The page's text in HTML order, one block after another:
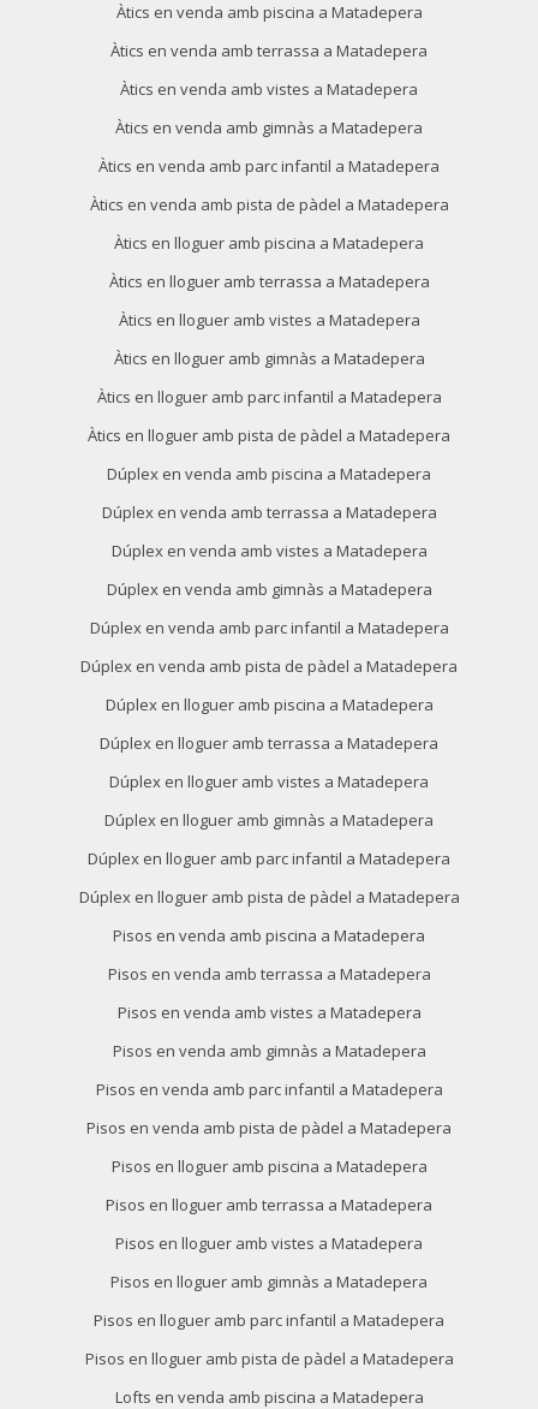
Àtics en venda amb piscina a Matadepera
Àtics en venda amb terrassa a Matadepera
Àtics en venda amb vistes a Matadepera
Àtics en venda amb gimnàs a Matadepera
Àtics en venda amb parc infantil a Matadepera
Àtics en venda amb pista de pàdel a Matadepera
Àtics en lloguer amb piscina a Matadepera
Àtics en lloguer amb terrassa a Matadepera
Àtics en lloguer amb vistes a Matadepera
Àtics en lloguer amb gimnàs a Matadepera
Àtics en lloguer amb parc infantil a Matadepera
Àtics en lloguer amb pista de pàdel a Matadepera
Dúplex en venda amb piscina a Matadepera
Dúplex en venda amb terrassa a Matadepera
Dúplex en venda amb vistes a Matadepera
Dúplex en venda amb gimnàs a Matadepera
Dúplex en venda amb parc infantil a Matadepera
Dúplex en venda amb pista de pàdel a Matadepera
Dúplex en lloguer amb piscina a Matadepera
Dúplex en lloguer amb terrassa a Matadepera
Dúplex en lloguer amb vistes a Matadepera
Dúplex en lloguer amb gimnàs a Matadepera
Dúplex en lloguer amb parc infantil a Matadepera
Dúplex en lloguer amb pista de pàdel a Matadepera
Pisos en venda amb piscina a Matadepera
Pisos en venda amb terrassa a Matadepera
Pisos en venda amb vistes a Matadepera
Pisos en venda amb gimnàs a Matadepera
Pisos en venda amb parc infantil a Matadepera
Pisos en venda amb pista de pàdel a Matadepera
Pisos en lloguer amb piscina a Matadepera
Pisos en lloguer amb terrassa a Matadepera
Pisos en lloguer amb vistes a Matadepera
Pisos en lloguer amb gimnàs a Matadepera
Pisos en lloguer amb parc infantil a Matadepera
Pisos en lloguer amb pista de pàdel a Matadepera
Lofts en venda amb piscina a Matadepera